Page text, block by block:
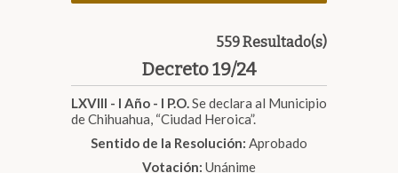
559 Resultado(s)
Decreto 19/24
LXVIII - I Año - I P.O.Se declara al Municipio
de Chihuahua, “Ciudad Heroica”.
Sentido de la Resolución: Aprobado
Votación: Unánime